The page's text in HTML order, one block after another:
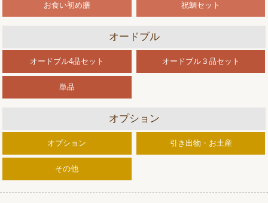
お食い初め膳 祝鯛セット
オードブル
オードブル4品セット オードブル３品セット
単品
オプション
オプション 引き出物・お土産
その他